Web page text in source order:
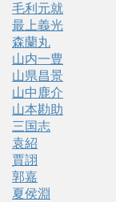
毛利元就
最上義光
森蘭丸
山内一豊
山県昌景
山中鹿介
山本勘助
三国志
袁紹
賈詡
郭嘉
夏侯淵